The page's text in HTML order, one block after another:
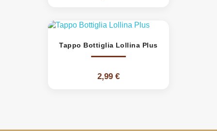
Tappo Bottiglia Lollina Plus
2,99 €